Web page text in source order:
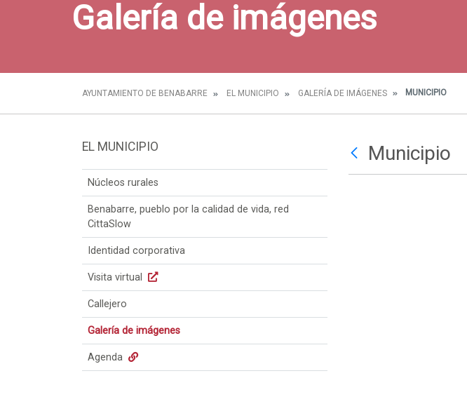
Galería de imágenes
AYUNTAMIENTO DE BENABARRE EL MUNICIPIO GALERÍA DE IMÁGENES MUNICIPIO
EL MUNICIPIO
Núcleos rurales
Benabarre, pueblo por la calidad de vida, red
CittaSlow
Identidad corporativa
Visita virtual
Callejero
Galería de imágenes
Agenda
Municipio